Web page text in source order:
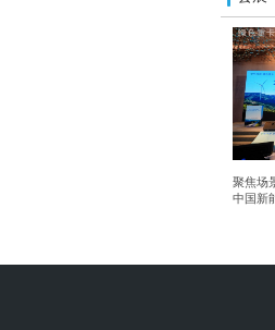
聚焦场
中国新